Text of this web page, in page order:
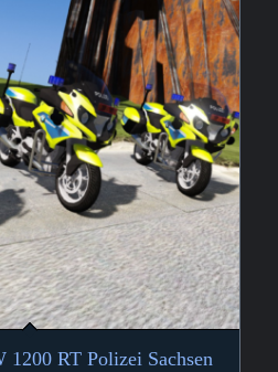
RT Polizei Sachsen